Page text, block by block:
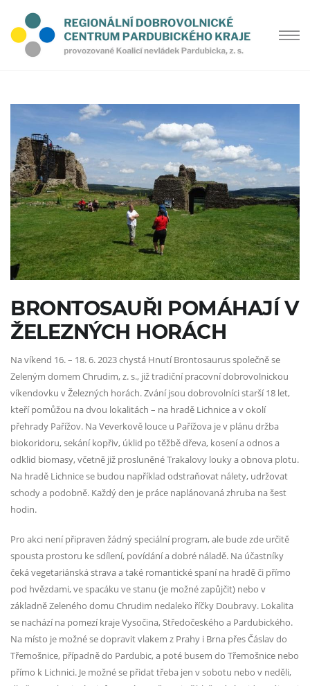
BRONTOSAUŘI POMÁHAJÍ V
ŽELEZNÝCH HORÁCH
Na víkend 16. – 18. 6. 2023 chystá Hnutí Brontosaurus společně se
Zeleným domem Chrudim, z. s., již tradiční pracovní dobrovolnickou
víkendovku v Železných horách. Zvání jsou dobrovolníci starší 18 let,
kteří pomůžou na dvou lokalitách – na hradě Lichnice a v okolí
přehrady Pařížov. Na Veverkově louce u Pařížova je v plánu držba
biokoridoru, sekání kopřiv, úklid po těžbě dřeva, kosení a odnos a
odklid biomasy, včetně již prosluněné Trakalovy louky a obnova plotu.
Na hradě Lichnice se budou například odstraňovat nálety, udržovat
schody a podobně. Každý den je práce naplánovaná zhruba na šest
hodin.
Pro akci není připraven žádný speciální program, ale bude zde určitě
spousta prostoru ke sdílení, povídání a dobré náladě. Na účastníky
čeká vegetariánská strava a také romantické spaní na hradě či přímo
pod hvězdami, ve spacáku ve stanu (je možné zapůjčit) nebo v
základně Zeleného domu Chrudim nedaleko říčky Doubravy. Lokalita
se nachází na pomezí kraje Vysočina, Středočeského a Pardubického.
Na místo je možné se dopravit vlakem z Prahy i Brna přes Čáslav do
Třemošnice, případně do Pardubic, a poté busem do Třemošnice nebo
přímo k Lichnici. Je možné se přidat třeba jen v sobotu nebo v neděli,